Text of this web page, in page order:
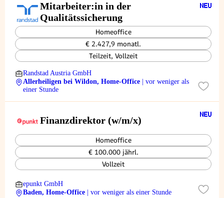
Mitarbeiter:in in der
Qualitätssicherung
Homeoffice
€ 2.427,9 monatl.
Teilzeit, Vollzeit
Randstad Austria GmbH
Allerheiligen bei Wildon, Home-Office
| vor weniger als
einer Stunde
Finanzdirektor (w/m/x)
Homeoffice
€ 100.000 jährl.
Vollzeit
epunkt GmbH
Baden, Home-Office
| vor weniger als einer Stunde